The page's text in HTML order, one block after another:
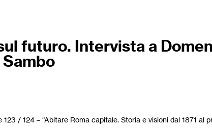
futuro. Intervista a
/ 124 – “Abitare Roma capitale. Storia e visioni dal 1871 al